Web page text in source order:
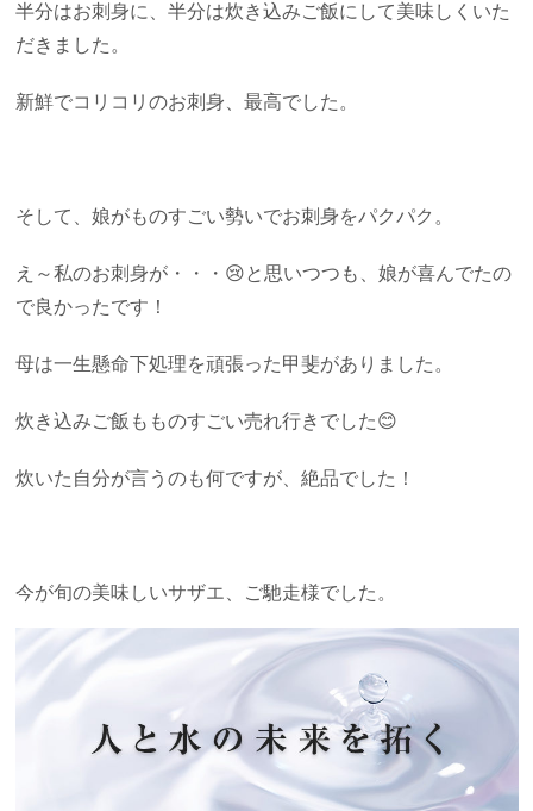
半分はお刺身に、半分は炊き込みご飯にして美味しくいた
だきました。
新鮮でコリコリのお刺身、最高でした。
そして、娘がものすごい勢いでお刺身をパクパク。
え～私のお刺身が・・・😢と思いつつも、娘が喜んでたの
で良かったです！
母は一生懸命下処理を頑張った甲斐がありました。
炊き込みご飯もものすごい売れ行きでした😊
炊いた自分が言うのも何ですが、絶品でした！
今が旬の美味しいサザエ、ご馳走様でした。